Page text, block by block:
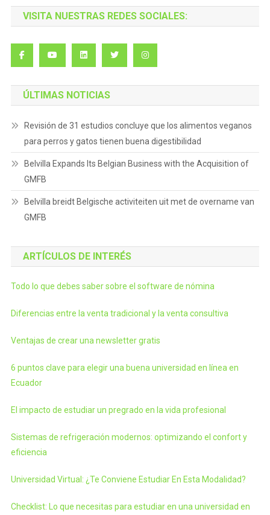
VISITA NUESTRAS REDES SOCIALES:
ÚLTIMAS NOTICIAS
Revisión de 31 estudios concluye que los alimentos veganos
para perros y gatos tienen buena digestibilidad
Belvilla Expands Its Belgian Business with the Acquisition of
GMFB
Belvilla breidt Belgische activiteiten uit met de overname van
GMFB
ARTÍCULOS DE INTERÉS
Todo lo que debes saber sobre el software de nómina
Diferencias entre la venta tradicional y la venta consultiva
Ventajas de crear una newsletter gratis
6 puntos clave para elegir una buena universidad en línea en
Ecuador
El impacto de estudiar un pregrado en la vida profesional
Sistemas de refrigeración modernos: optimizando el confort y
eficiencia
Universidad Virtual: ¿Te Conviene Estudiar En Esta Modalidad?
Checklist: Lo que necesitas para estudiar en una universidad en